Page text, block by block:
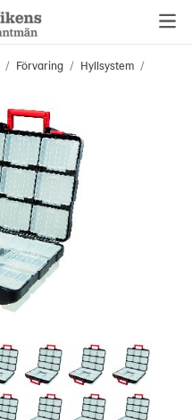
/ Förvaring / Hyllsystem /